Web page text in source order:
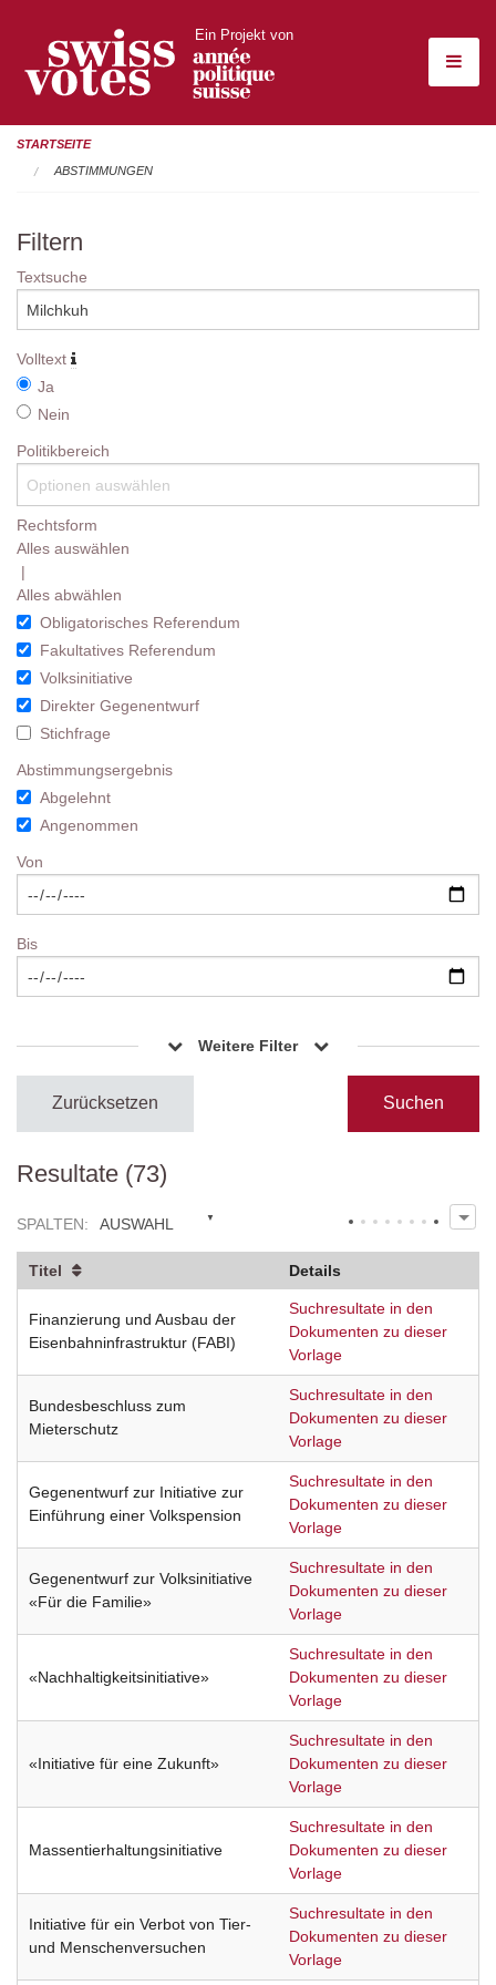
Ein Projekt von
STARTSEITE
ABSTIMMUNGEN
Filtern
Textsuche
Volltext
Ja
Nein
Politikbereich
Rechtsform
Alles auswählen
|
Alles abwählen
Obligatorisches Referendum
Fakultatives Referendum
Volksinitiative
Direkter Gegenentwurf
Stichfrage
Abstimmungsergebnis
Abgelehnt
Angenommen
Von
Bis
Weitere Filter
Zurücksetzen
Resultate (73)
SPALTEN: AUSWAHL
Titel Details
Finanzierung und Ausbau der
Eisenbahninfrastruktur (FABI)
Suchresultate in den
Dokumenten zu dieser
Vorlage
Bundesbeschluss zum
Mieterschutz
Suchresultate in den
Dokumenten zu dieser
Vorlage
Gegenentwurf zur Initiative zur
Einführung einer Volkspension
Suchresultate in den
Dokumenten zu dieser
Vorlage
Gegenentwurf zur Volksinitiative
«Für die Familie»
Suchresultate in den
Dokumenten zu dieser
Vorlage
«Nachhaltigkeitsinitiative»
Suchresultate in den
Dokumenten zu dieser
Vorlage
«Initiative für eine Zukunft»
Suchresultate in den
Dokumenten zu dieser
Vorlage
Massentierhaltungsinitiative
Suchresultate in den
Dokumenten zu dieser
Vorlage
Initiative für ein Verbot von Tier-
und Menschenversuchen
Suchresultate in den
Dokumenten zu dieser
Vorlage